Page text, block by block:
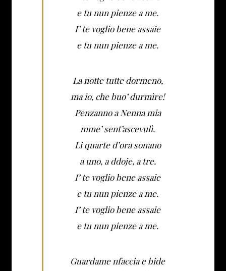
e tu nun pienze a me.
I’ te voglio bene assaie
e tu nun pienze a me.
La notte tutte dormeno,
ma io, che buo’ durmìre!
Penzanno a Nenna mia
mme’ sent’ascevulì.
Li quarte d’ora sonano
a uno, a ddoje, a tre.
I’ te voglio bene assaie
e tu nun pienze a me.
I’ te voglio bene assaie
e tu nun pienze a me.
Guardame nfaccia e bide